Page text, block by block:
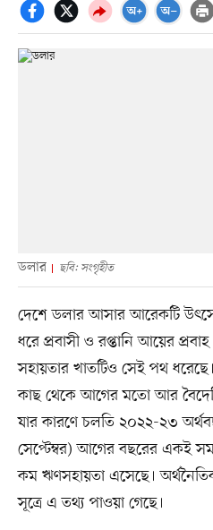
ডলার ছবি: সংগৃহীত
দেশে ডলার আসার আরেকটি
ধরে প্রবাসী ও রপ্তানি আয়ের
সহায়তার খাতটিও সেই পথ ধরেছে।
কাছ থেকে আগের মতো আর
যার কারণে চলতি ২০২২-২৩
সেপ্টেম্বর) আগের বছরের একই
কম ঋণসহায়তা এসেছে।
সূত্রে এ তথ্য পাওয়া গেছে।